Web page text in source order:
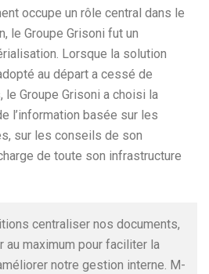
occupe un rôle central dans le
le Groupe Grisoni fut un
Lorsque la solution
au départ a cessé de
Groupe Grisoni a choisi la
l’information basée sur les
sur les conseils de son
de toute son infrastructure
centraliser nos documents,
au maximum pour faciliter la
notre gestion interne. M-